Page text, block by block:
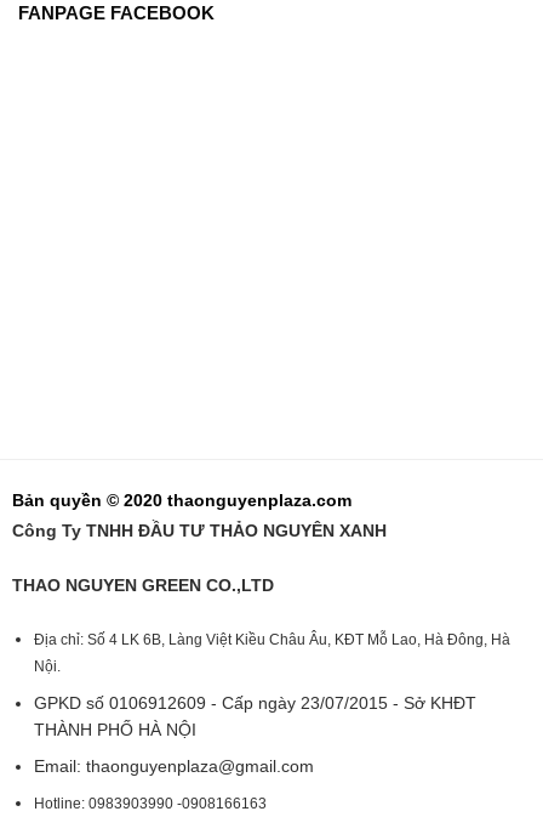
FANPAGE FACEBOOK
Bản quyền © 2020 thaonguyenplaza.com
Công Ty TNHH ĐẦU TƯ THẢO NGUYÊN XANH
THAO NGUYEN GREEN CO.,LTD
Địa chỉ: Số 4 LK 6B, Làng Việt Kiều Châu Âu, KĐT Mỗ Lao, Hà Đông, Hà
Nội.
GPKD số 0106912609 - Cấp ngày 23/07/2015 - Sở KHĐT
THÀNH PHỐ HÀ NỘI
Email: thaonguyenplaza@gmail.com
Hotline: 0983903990 -0908166163